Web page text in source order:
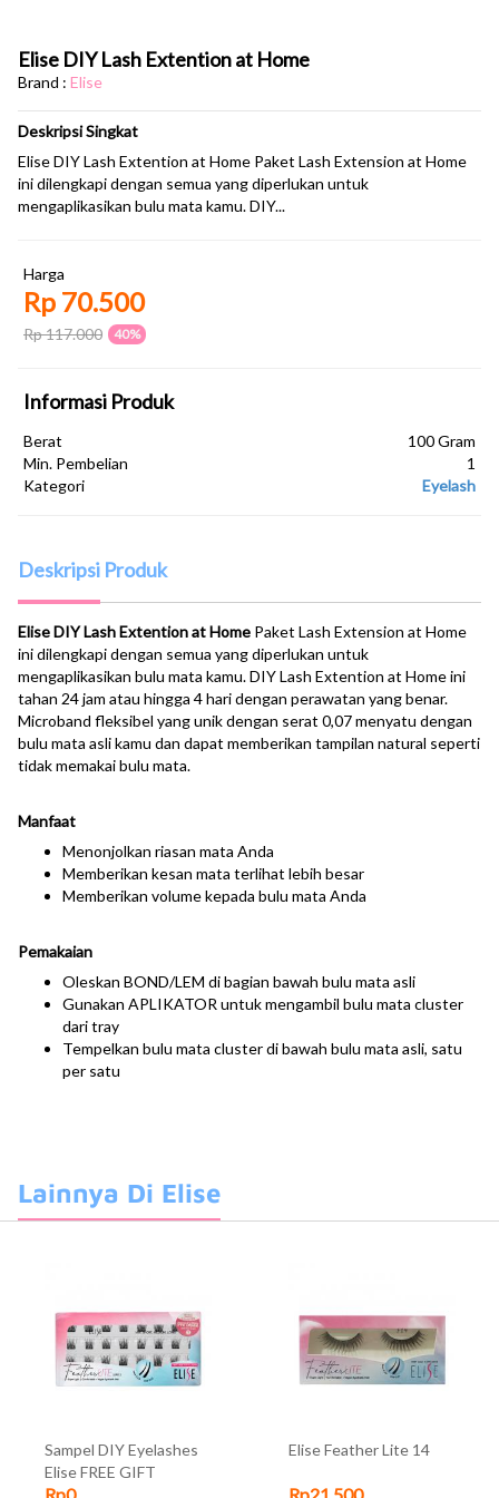
Elise DIY Lash Extention at Home
Brand : Elise
Deskripsi Singkat
Elise DIY Lash Extention at Home Paket Lash Extension at Home
ini dilengkapi dengan semua yang diperlukan untuk
mengaplikasikan bulu mata kamu. DIY...
Harga
Rp 70.500
Rp 117.000 40%
Informasi Produk
Berat
100 Gram
Min. Pembelian
1
Kategori
Eyelash
Deskripsi Produk
Elise DIY Lash Extention at Home Paket Lash Extension at Home
ini dilengkapi dengan semua yang diperlukan untuk
mengaplikasikan bulu mata kamu. DIY Lash Extention at Home ini
tahan 24 jam atau hingga 4 hari dengan perawatan yang benar.
Microband fleksibel yang unik dengan serat 0,07 menyatu dengan
bulu mata asli kamu dan dapat memberikan tampilan natural seperti
tidak memakai bulu mata.
Manfaat
Menonjolkan riasan mata Anda
Memberikan kesan mata terlihat lebih besar
Memberikan volume kepada bulu mata Anda
Pemakaian
Oleskan BOND/LEM di bagian bawah bulu mata asli
Gunakan APLIKATOR untuk mengambil bulu mata cluster
dari tray
Tempelkan bulu mata cluster di bawah bulu mata asli, satu
per satu
Lainnya Di Elise
Sampel DIY Eyelashes
Elise FREE GIFT
Elise Feather Lite 14